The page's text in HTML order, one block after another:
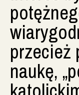
przecież
naukę,